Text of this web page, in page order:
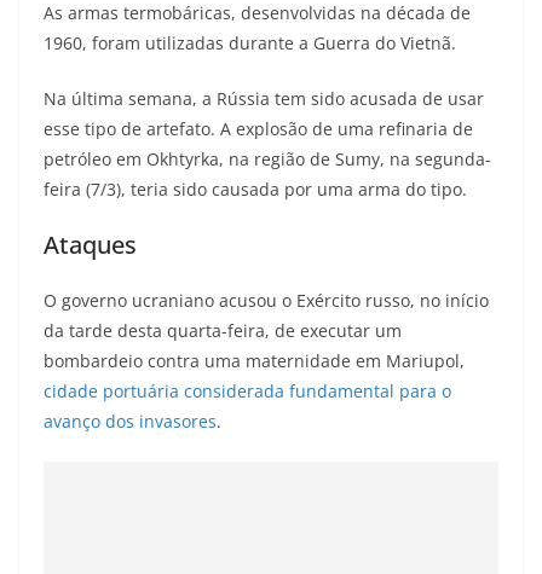
As armas termobáricas, desenvolvidas na década de
1960, foram utilizadas durante a Guerra do Vietnã.
Na última semana, a Rússia tem sido acusada de usar
esse tipo de artefato. A explosão de uma refinaria de
petróleo em Okhtyrka, na região de Sumy, na segunda-
feira (7/3), teria sido causada por uma arma do tipo.
Ataques
O governo ucraniano acusou o Exército russo, no início
da tarde desta quarta-feira, de executar um
bombardeio contra uma maternidade em Mariupol,
cidade portuária considerada fundamental para o
avanço dos invasores.